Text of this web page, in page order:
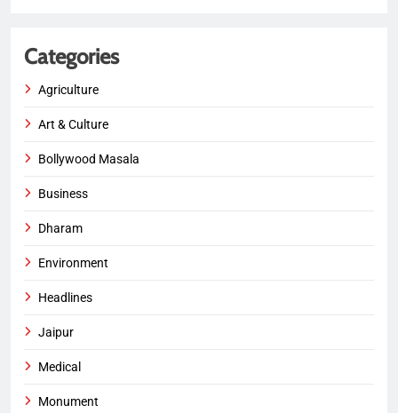
Categories
Agriculture
Art & Culture
Bollywood Masala
Business
Dharam
Environment
Headlines
Jaipur
Medical
Monument